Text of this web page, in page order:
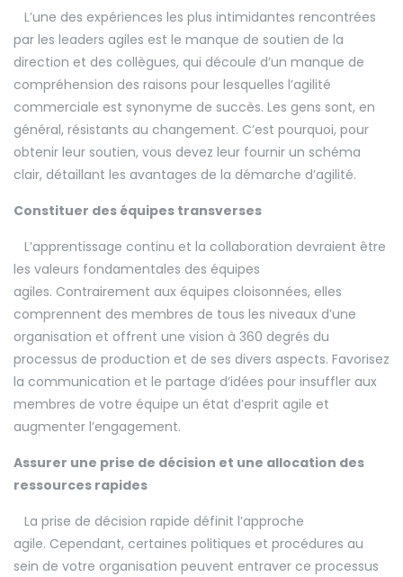
L’une des expériences les plus intimidantes rencontrées
par les leaders agiles est le manque de soutien de la
direction et des collègues, qui découle d’un manque de
compréhension des raisons pour lesquelles l’agilité
commerciale est synonyme de succès. Les gens sont, en
général, résistants au changement. C’est pourquoi, pour
obtenir leur soutien, vous devez leur fournir un schéma
clair, détaillant les avantages de la démarche d’agilité.
Constituer des équipes transverses
L’apprentissage continu et la collaboration devraient être
les valeurs fondamentales des équipes
agiles. Contrairement aux équipes cloisonnées, elles
comprennent des membres de tous les niveaux d’une
organisation et offrent une vision à 360 degrés du
processus de production et de ses divers aspects. Favorisez
la communication et le partage d’idées pour insuffler aux
membres de votre équipe un état d’esprit agile et
augmenter l’engagement.
Assurer une prise de décision et une allocation des
ressources rapides
La prise de décision rapide définit l’approche
agile. Cependant, certaines politiques et procédures au
sein de votre organisation peuvent entraver ce processus